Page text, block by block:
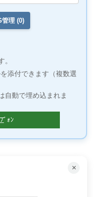
理 (0)
添付できます（複数選
自動で埋め込まれま
×